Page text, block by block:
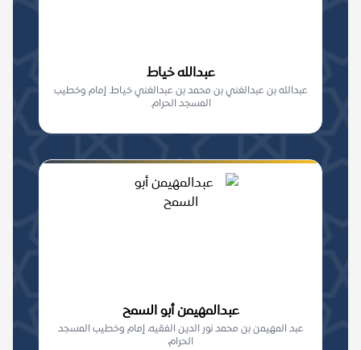
عبدالله خياط
عبدالله بن عبدالغني بن محمد بن عبدالغني خياط. إمام وخطيب
المسجد الحرام.
عبدالمهيمن أبو السمح
عبد المهيمن بن محمد نور الدين الفقيه، إمام وخطيب المسجد
الحرام،